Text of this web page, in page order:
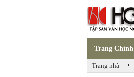
Trang Chính
Trang nhà ›